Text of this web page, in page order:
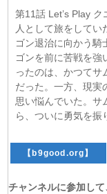
第11話 Let’s Play
人として旅をしてい
ゴン退治に向かう騎
ゴンを前に苦戦を強
ったのは、かつてサ
だった。一方、現実
思い悩んでいた。サ
ら、ついに勇気を振
【b9good.org】
チャンネルに参加し